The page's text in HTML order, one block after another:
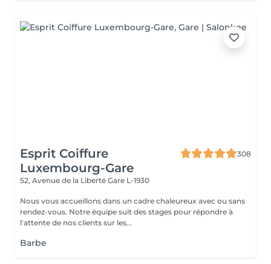
Esprit Coiffure
Luxembourg-Gare
308
52, Avenue de la Liberté Gare L-1930
Nous vous accueillons dans un cadre chaleureux avec ou sans
rendez-vous. Notre équipe suit des stages pour répondre à
l'attente de nos clients sur les...
Barbe